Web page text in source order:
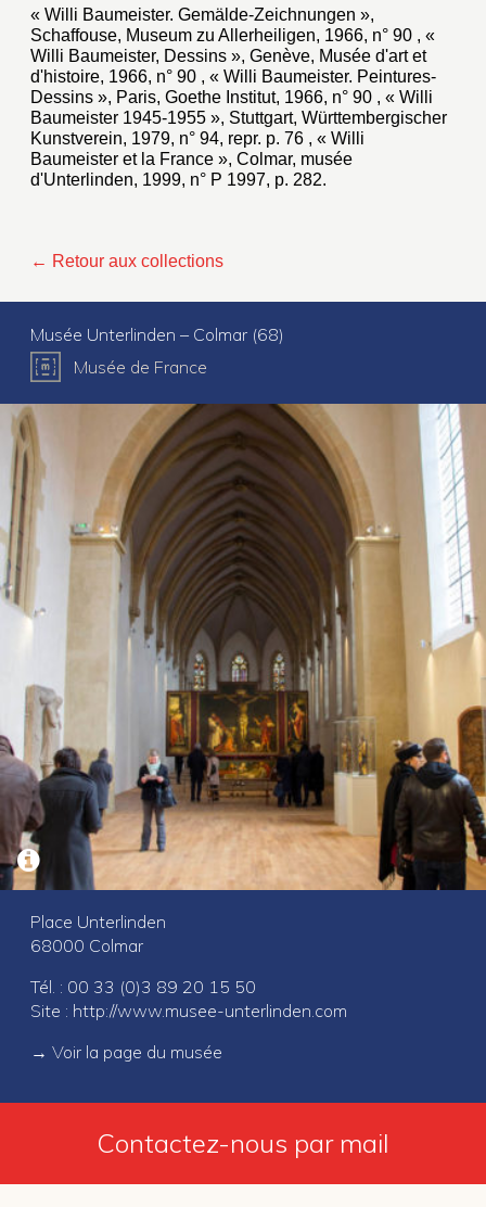
« Willi Baumeister. Gemälde-Zeichnungen »,
Schaffouse, Museum zu Allerheiligen, 1966, n° 90 , «
Willi Baumeister, Dessins », Genève, Musée d'art et
d'histoire, 1966, n° 90 , « Willi Baumeister. Peintures-
Dessins », Paris, Goethe Institut, 1966, n° 90 , « Willi
Baumeister 1945-1955 », Stuttgart, Württembergischer
Kunstverein, 1979, n° 94, repr. p. 76 , « Willi
Baumeister et la France », Colmar, musée
d'Unterlinden, 1999, n° P 1997, p. 282.
← Retour aux collections
Musée Unterlinden – Colmar (68)
Musée de France
Place Unterlinden
68000 Colmar
Tél. : 00 33 (0)3 89 20 15 50
Site : http://www.musee-unterlinden.com
→ Voir la page du musée
Contactez-nous par mail